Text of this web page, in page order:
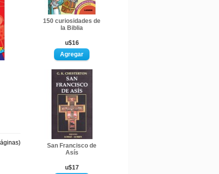
150 curiosidades de
la Biblia
u$16
San Francisco de
Asís
u$17